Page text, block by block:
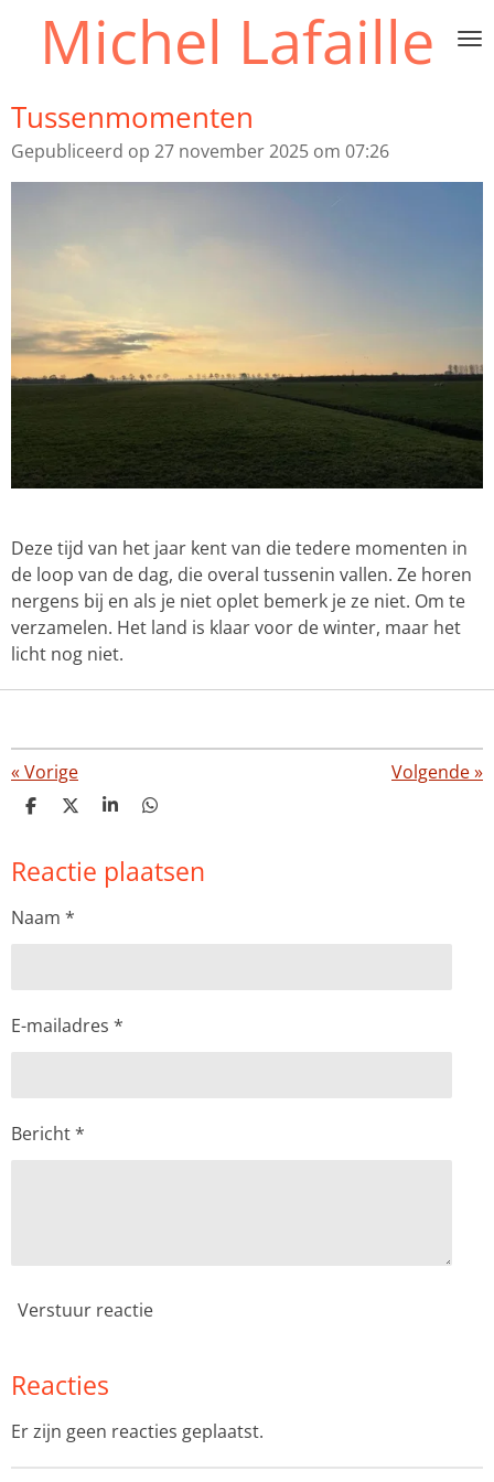
direct
hoofdinhoud
Michel Lafaille
Tussenmomenten
Gepubliceerd op 27 november 2025 om 07:26
Deze tijd van het jaar kent van die tedere momenten in
de loop van de dag, die overal tussenin vallen. Ze horen
nergens bij en als je niet oplet bemerk je ze niet. Om te
verzamelen. Het land is klaar voor de winter, maar het
licht nog niet.
«Vorige Volgende»
D
e
n
D
l
S
r
e
D
e
n
Reactie plaatsen
Naam *
E-mailadres *
Bericht *
Verstuur reactie
Reacties
Er zijn geen reacties geplaatst.